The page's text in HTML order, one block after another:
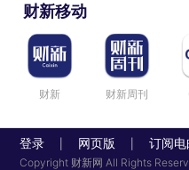
财新移动
财新 财新周刊
登录 网页版 订阅电
Copyright 财新网 All Rights